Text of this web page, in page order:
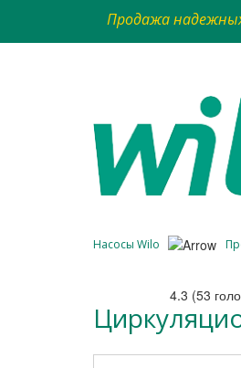
Продажа
Насосы Wilo
4.3 (53